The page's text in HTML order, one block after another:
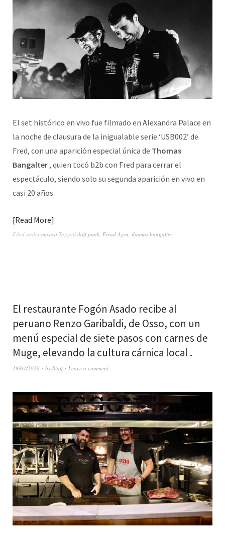
El set histórico en vivo fue filmado en Alexandra Palace en
la noche de clausura de la inigualable serie ‘USB002’ de
Fred, con una aparición especial única de Thomas
Bangalter, quien tocó b2b con Fred para cerrar el
espectáculo, siendo solo su segunda aparición en vivo en
casi 20 años.
Read More
Filed undermusica Tagged daft punk, Fread Agin, thomas bangalter
El restaurante Fogón Asado recibe al
peruano Renzo Garibaldi, de Osso, con un
menú especial de siete pasos con carnes de
Muge, elevando la cultura cárnica local .
19/04/2026 by Staff Leave a comment